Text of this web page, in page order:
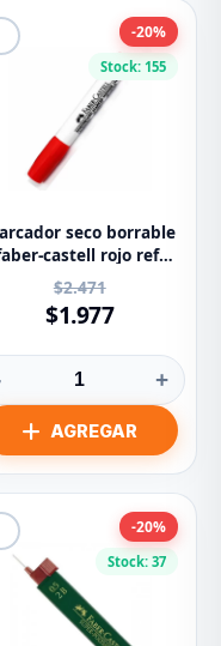
Stock: 155
-20%
seco borrable
castell rojo ref:
154-R
$2.471
$1.977
+
Stock: 37
-20%